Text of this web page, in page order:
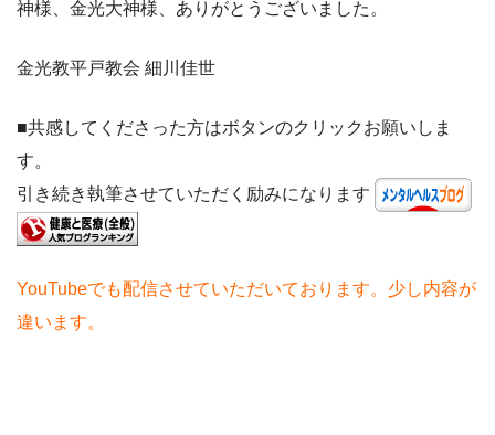
神様、金光大神様、ありがとうございました。
金光教平戸教会 細川佳世
■共感してくださった方はボタンのクリックお願いしま
す。
引き続き執筆させていただく励みになります
YouTubeでも配信させていただいております。少し内容が
違います。